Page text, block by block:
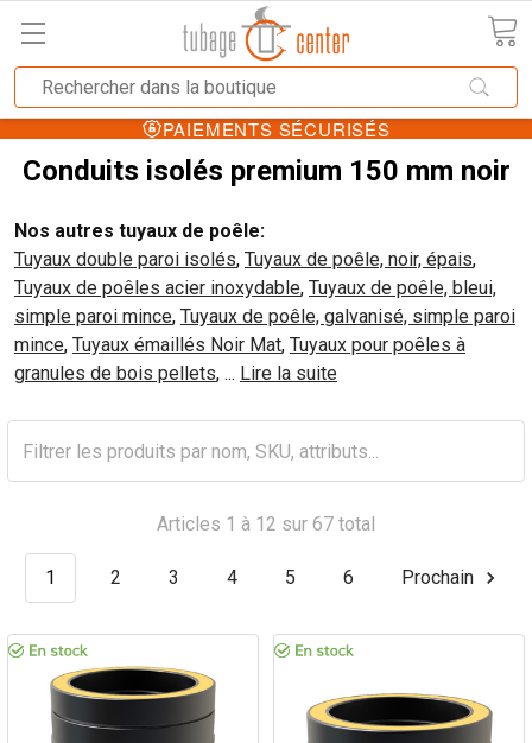
PAIEMENTS
Conduits isolés premium 150 mm noir
Nos autres tuyaux de poêle:
Tuyaux double paroi isolés, Tuyaux de poêle, noir, épais,
Tuyaux de poêles acier inoxydable, Tuyaux de poêle, bleui,
simple paroi mince, Tuyaux de poêle, galvanisé, simple paroi
mince, Tuyaux émaillés Noir Mat, Tuyaux pour poêles à
granules de bois pellets, ... Lire la suite
Articles 1 à 12 sur 67 total
1 2 3 4 5 6 Prochain